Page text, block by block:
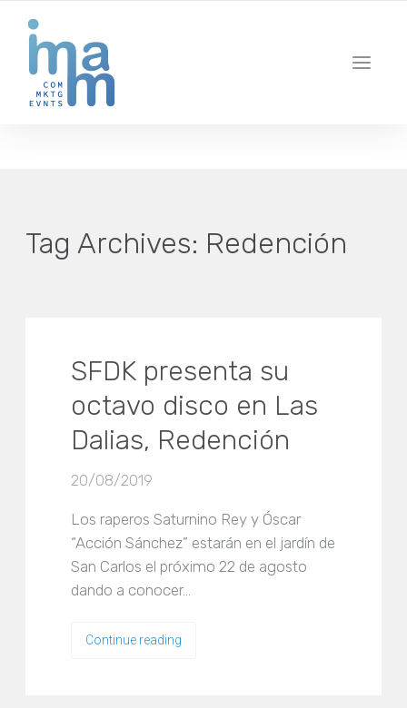
IBIZA · MADRID · BARCELONA
Tag Archives: Redención
SFDK presenta su
octavo disco en Las
Dalias, Redención
20/08/2019
Los raperos Saturnino Rey y Óscar
“Acción Sánchez” estarán en el jardín de
San Carlos el próximo 22 de agosto
dando a conocer…
Continue reading